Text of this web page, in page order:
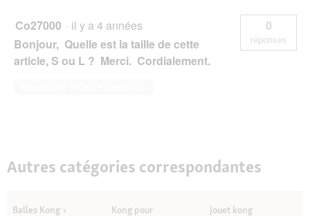
Co27000 · il y a 4 années
Bonjour, Quelle est la taille de cette
article, S ou L ? Merci. Cordialement.
0
réponses
Autres catégories correspondantes
Balles Kong
Kong pour
Jouet kong